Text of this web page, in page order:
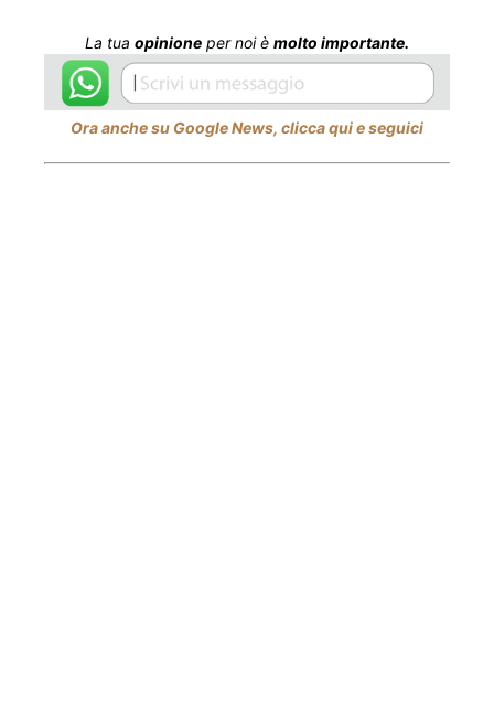
La tua opinione per noi è molto importante.
Ora anche su Google News, clicca qui e seguici